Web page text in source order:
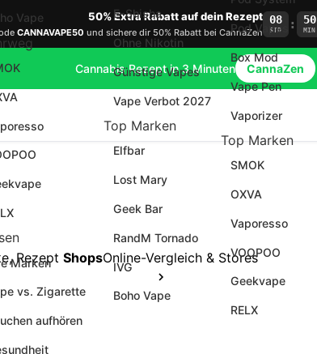
50% Extra Rabatt auf dein Rezept
CANNAVAPE50 und sichere dir 50% Rabatt bei CannaZen
08
STD : 50
MIN
Cannabis Rezept in 3 Minuten CannaZen
Vape
Marken
vs. Zigarette
aufhören
E-Shisha
Ohne Nikotin
Günstige Vapes
Vape Verbot 2027
Top Marken
Elfbar
Lost Mary
Geek Bar
RandM Tornado
IVG
Boho Vape
Pod Vapes
Box Mod
Vape Pen
Vaporizer
Top Marken
SMOK
OXVA
Vaporesso
VOOPOO
Geekvape
RELX
Rezept ShopsOnline-Vergleich & Stores